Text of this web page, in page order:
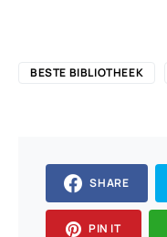
BESTE BIBLIOTHEEK
SHARE
PIN IT